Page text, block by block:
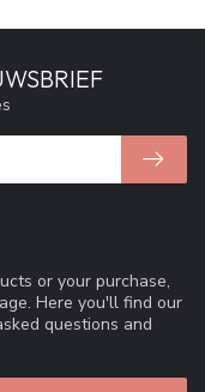
or your purchase,
Here you'll find our
questions and